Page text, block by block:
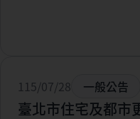
115/07/28 一般公告
臺北市住宅及都市